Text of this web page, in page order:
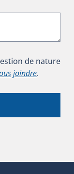
de nature
joindre.